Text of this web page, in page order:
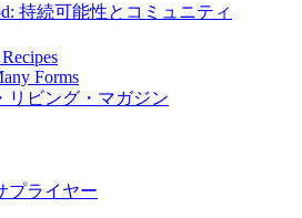
持続可能性とコミュニティ
Forms
リビング・マガジン
プライヤー